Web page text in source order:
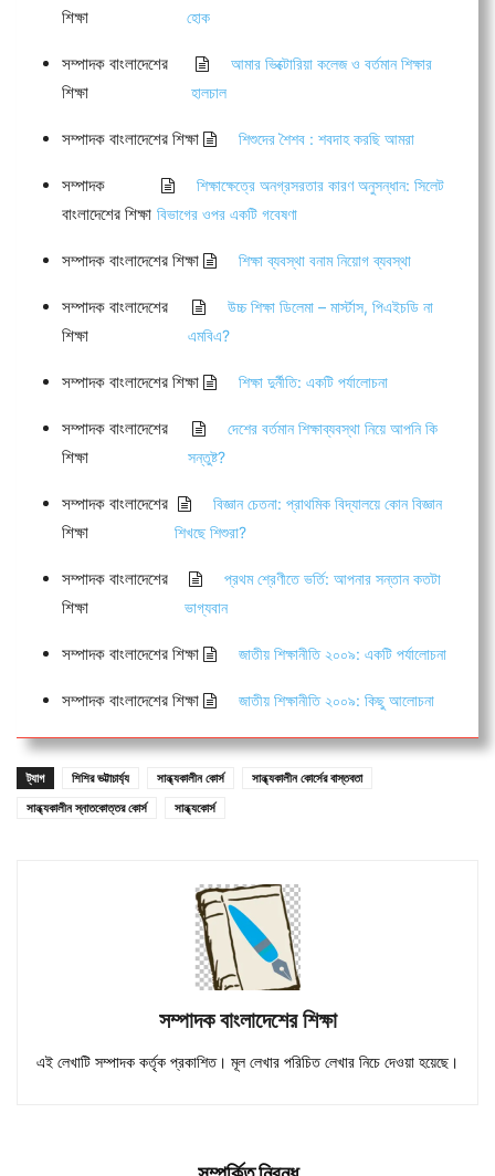
শিক্ষা
হোক
সম্পাদক বাংলাদেশের
শিক্ষা
আমার ভিক্টোরিয়া কলেজ ও বর্তমান শিক্ষার
হালচাল
সম্পাদক বাংলাদেশের শিক্ষা শিশুদের শৈশব : শবদাহ করছি আমরা
সম্পাদক
বাংলাদেশের শিক্ষা
শিক্ষাক্ষেত্রে অনগ্রসরতার কারণ অনুসন্ধান: সিলেট
বিভাগের ওপর একটি গবেষণা
সম্পাদক বাংলাদেশের শিক্ষা শিক্ষা ব্যবস্থা বনাম নিয়োগ ব্যবস্থা
সম্পাদক বাংলাদেশের
শিক্ষা
উচ্চ শিক্ষা ডিলেমা – মার্স্টাস, পিএইচডি না
এমবিএ?
সম্পাদক বাংলাদেশের শিক্ষা শিক্ষা দুর্নীতি: একটি পর্যালোচনা
সম্পাদক বাংলাদেশের
শিক্ষা
দেশের বর্তমান শিক্ষাব্যবস্থা নিয়ে আপনি কি
সন্তুষ্ট?
সম্পাদক বাংলাদেশের
শিক্ষা
বিজ্ঞান চেতনা: প্রাথমিক বিদ্যালয়ে কোন বিজ্ঞান
শিখছে শিশুরা?
সম্পাদক বাংলাদেশের
শিক্ষা
প্রথম শ্রেণীতে ভর্তি: আপনার সন্তান কতটা
ভাগ্যবান
সম্পাদক বাংলাদেশের শিক্ষা জাতীয় শিক্ষানীতি ২০০৯: একটি পর্যালোচনা
সম্পাদক বাংলাদেশের শিক্ষা জাতীয় শিক্ষানীতি ২০০৯: কিছু আলোচনা
ট্যাগ শিশির ভট্টাচার্য্য সান্ধ্যকালীন কোর্স
সান্ধ্যকালীন কোর্সের বাস্তবতা
সান্ধ্যকালীন স্নাতকোত্তর কোর্স
সান্ধ্যকোর্স
সম্পাদক বাংলাদেশের শিক্ষা
এই লেখাটি সম্পাদক কর্তৃক প্রকাশিত। মূল লেখার পরিচিত লেখার নিচে দেওয়া হয়েছে।